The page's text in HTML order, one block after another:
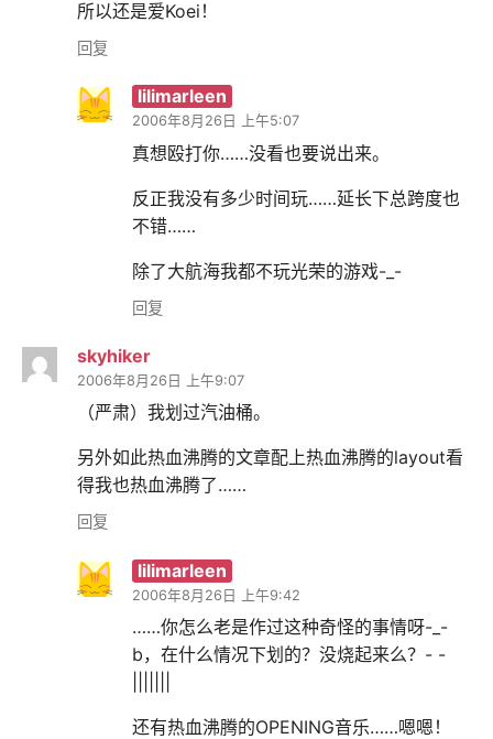
所以还是爱Koei！
回复
lilimarleen
2006年8月26日 上午5:07
真想殴打你……没看也要说出来。
反正我没有多少时间玩……延长下总跨度也
不错……
除了大航海我都不玩光荣的游戏-_-
回复
skyhiker
2006年8月26日 上午9:07
（严肃）我划过汽油桶。
另外如此热血沸腾的文章配上热血沸腾的layout看
得我也热血沸腾了……
回复
lilimarleen
2006年8月26日 上午9:42
……你怎么老是作过这种奇怪的事情呀-_-
b，在什么情况下划的？没烧起来么？- -
还有热血沸腾的OPENING音乐……嗯嗯！